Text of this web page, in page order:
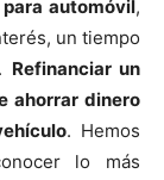
automóvil,
un tiempo
Refinanciar un
ahorrar dinero
. Hemos
lo más